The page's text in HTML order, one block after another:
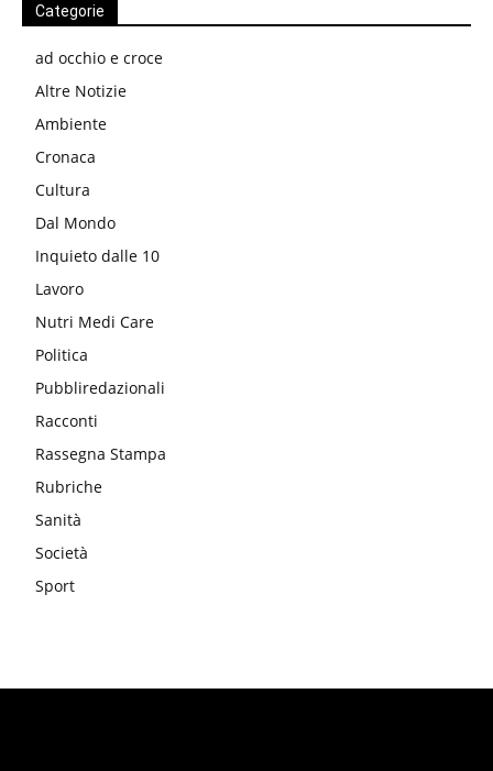
Categorie
ad occhio e croce
Altre Notizie
Ambiente
Cronaca
Cultura
Dal Mondo
Inquieto dalle 10
Lavoro
Nutri Medi Care
Politica
Pubbliredazionali
Racconti
Rassegna Stampa
Rubriche
Sanità
Società
Sport